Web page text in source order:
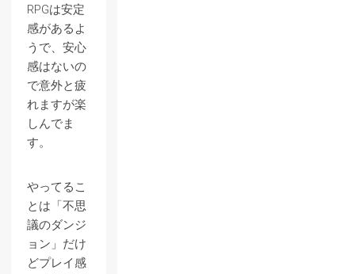
RPGは安定
感があるよ
うで、安心
感はないの
で意外と疲
れますが楽
しんでま
す。
やってるこ
とは「不思
議のダンジ
ョン」だけ
どプレイ感